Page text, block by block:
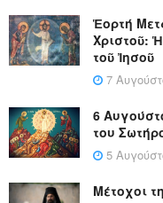
Ἑορτή
Χριστοῦ:
τοῦ Ἰησοῦ
7
6
του
5
Μέτοχοι